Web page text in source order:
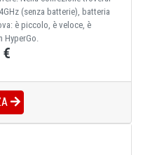
(senza batterie), batteria
è piccolo, è veloce, è
HyperGo.
€